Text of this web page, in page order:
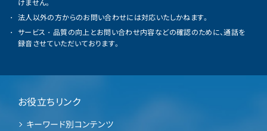
法人以外の方からのお問い合わせには対応いたしかねます。
サービス・品質の向上とお問い合わせ内容などの確認のために、通話を
録音させていただいております。
お役立ちリンク
キーワード別コンテンツ